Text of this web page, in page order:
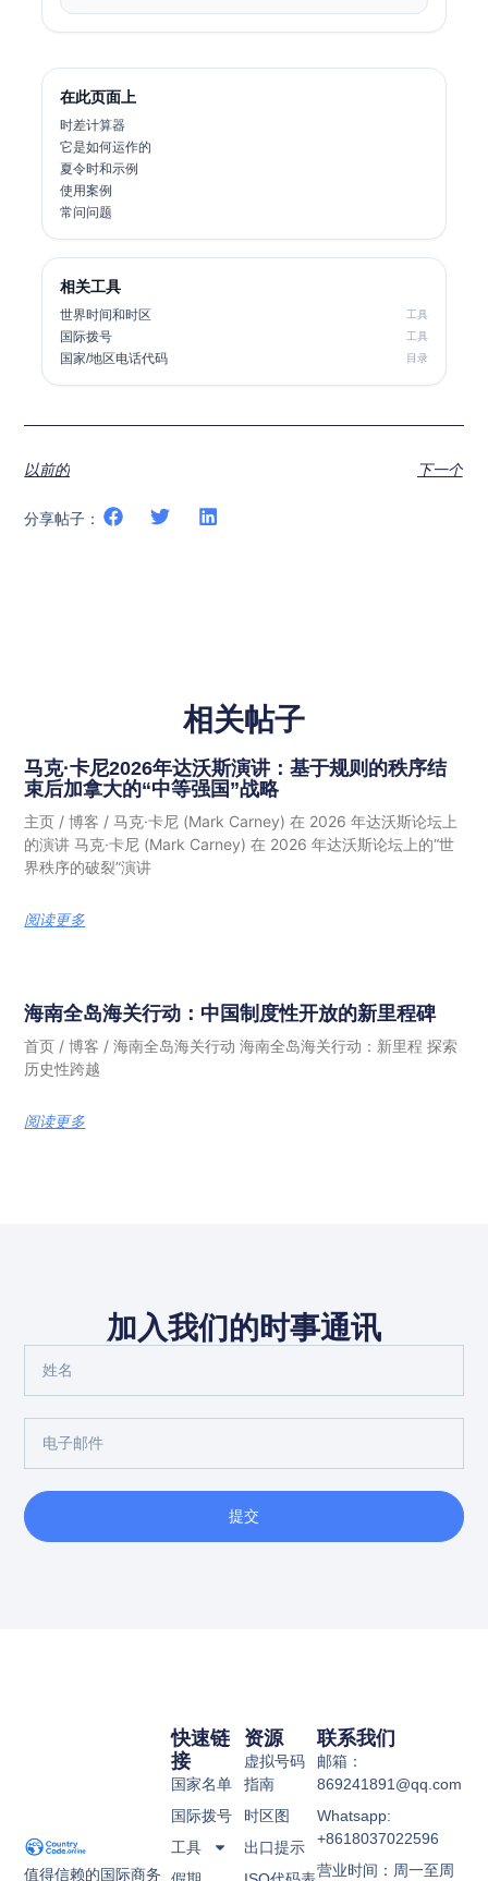
在此页面上
时差计算器
它是如何运作的
夏令时和示例
使用案例
常问问题
相关工具
世界时间和时区 工具
国际拨号 工具
国家/地区电话代码 目录
以前的 下一个
分享帖子：
相关帖子
马克·卡尼2026年达沃斯演讲：基于规则的秩序结
束后加拿大的“中等强国”战略
主页 / 博客 / 马克·卡尼 (Mark Carney) 在 2026 年达沃斯论坛上
的演讲 马克·卡尼 (Mark Carney) 在 2026 年达沃斯论坛上的“世
界秩序的破裂”演讲
阅读更多
海南全岛海关行动：中国制度性开放的新里程碑
首页 / 博客 / 海南全岛海关行动 海南全岛海关行动：新里程 探索
历史性跨越
阅读更多
加入我们的时事通讯
提交
值得信赖的国际商务
资源
虚拟号码
指南
时区图
出口提示
快速链
接
国家名单
国际拨号
工具
联系我们
邮箱：
869241891@qq.com
Whatsapp:
+8618037022596
营业时间：周一至周